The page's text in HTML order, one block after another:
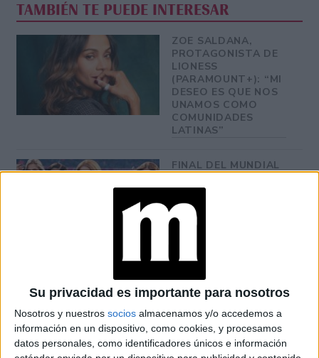
Su privacidad es importante para nosotros
Nosotros y nuestros socios almacenamos y/o accedemos a
información en un dispositivo, como cookies, y procesamos
datos personales, como identificadores únicos e información
TAMBIÉN TE PUEDE INTERESAR
ZOE SALDANA,
PROTAGONISTA DE
LIONESS
(PARAMOUNT+): “MI
DESEO ES QUE NOS
UNAMOS COMO
COMUNIDADES
LATINAS”
FINAL DEL MUNDIAL
CANTAN EN EL
SHOW PREVIO Y EL
ENTRETIEMPO
VACACIONES DE
PLANES Y
PROPUESTAS PARA
DISFRUTAR CON
CHICOS EN BUENOS
AIRES